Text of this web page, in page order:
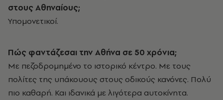
στους Αθηναίους;
Υπομονετικοί.
Πώς φαντάζεσαι την Αθήνα σε 50 χρόνια;
Με πεζοδρομημένο το ιστορικό κέντρο. Με τους
πολίτες της υπάκουους στους οδικούς κανόνες. Πολύ
πιο καθαρή. Και ιδανικά με λιγότερα αυτοκίνητα.